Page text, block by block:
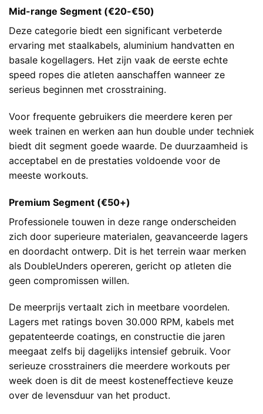
Mid-range Segment (€20-€50)
Deze categorie biedt een significant verbeterde
ervaring met staalkabels, aluminium handvatten en
basale kogellagers. Het zijn vaak de eerste echte
speed ropes die atleten aanschaffen wanneer ze
serieus beginnen met crosstraining.
Voor frequente gebruikers die meerdere keren per
week trainen en werken aan hun double under techniek
biedt dit segment goede waarde. De duurzaamheid is
acceptabel en de prestaties voldoende voor de
meeste workouts.
Premium Segment (€50+)
Professionele touwen in deze range onderscheiden
zich door superieure materialen, geavanceerde lagers
en doordacht ontwerp. Dit is het terrein waar merken
als DoubleUnders opereren, gericht op atleten die
geen compromissen willen.
De meerprijs vertaalt zich in meetbare voordelen.
Lagers met ratings boven 30.000 RPM, kabels met
gepatenteerde coatings, en constructie die jaren
meegaat zelfs bij dagelijks intensief gebruik. Voor
serieuze crosstrainers die meerdere workouts per
week doen is dit de meest kosteneffectieve keuze
over de levensduur van het product.